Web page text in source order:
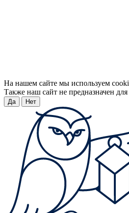
На нашем сайте мы используем
Также наш сайт не предназначен
Да Нет